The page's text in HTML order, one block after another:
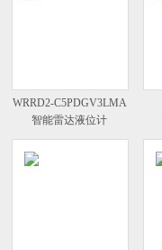
WRRD2-C5PDGV3LMA
智能雷达液位计